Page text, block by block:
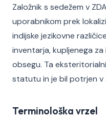
Založnik s sedežem v
uporabnikom prek
indijske jezikovne
inventarja, kupljenega za
obsegu. Ta
statutu in je bil potrjen v
Terminološka vrzel